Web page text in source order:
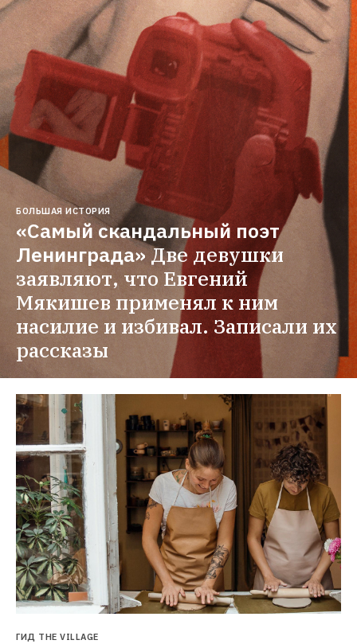
БОЛЬШАЯ ИСТОРИЯ
«Самый скандальный поэт
Ленинграда»Две девушки
заявляют, что Евгений
Мякишев применял к ним
насилие и избивал. Записали их
рассказы
ГИД THE VILLAGE